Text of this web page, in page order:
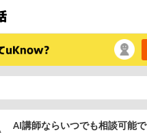
AI講師ならいつでも相談可能で